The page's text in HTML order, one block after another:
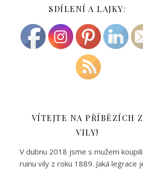
SDÍLENÍ A LAJKY:
VÍTEJTE NA PŘÍBĚZÍCH Z
VILY!
V dubnu 2018 jsme s mužem koupili
ruinu vily z roku 1889. Jaká legrace